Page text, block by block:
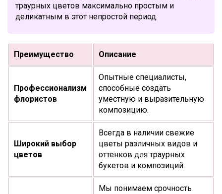
траурных цветов максимально простым и
деликатным в этот непростой период.
Преимущество Описание
Профессионализм
флористов
Опытные специалисты,
способные создать
уместную и выразительную
композицию.
Широкий выбор
цветов
Всегда в наличии свежие
цветы различных видов и
оттенков для траурных
букетов и композиций.
Мы понимаем срочность